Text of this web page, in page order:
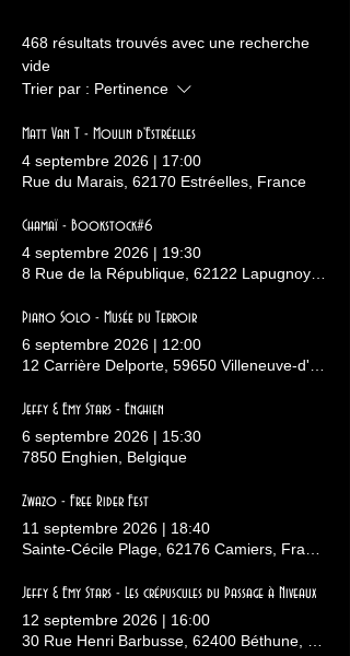
468 résultats trouvés avec une recherche
vide
Trier par : Pertinence
Matt Van T - Moulin d'Estréelles
4 septembre 2026 | 17:00
Rue du Marais, 62170 Estréelles, France
Chamaï - Bookstock#6
4 septembre 2026 | 19:30
8 Rue de la République, 62122 Lapugnoy,
Piano Solo - Musée du Terroir
6 septembre 2026 | 12:00
12 Carrière Delporte, 59650 Villeneuve-d'Ascq,
Jeffy & Emy Stars - Enghien
6 septembre 2026 | 15:30
7850 Enghien, Belgique
Zwazo - Free Rider Fest
11 septembre 2026 | 18:40
Sainte-Cécile Plage, 62176 Camiers, France
Jeffy & Emy Stars - Les crépuscules du Passage à Niveaux
12 septembre 2026 | 16:00
30 Rue Henri Barbusse, 62400 Béthune, France